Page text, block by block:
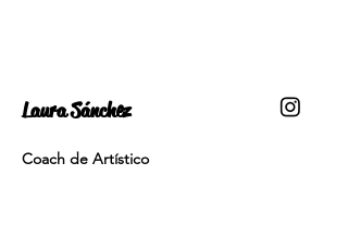
Laura Sánchez
Coach de Artístico